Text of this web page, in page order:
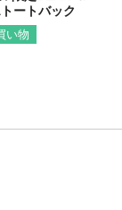
ートバック
い物